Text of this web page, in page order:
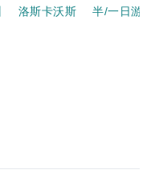
洛斯卡沃斯 半/一日游